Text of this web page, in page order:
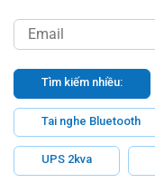
Tìm kiếm nhiều:
Tai nghe Bluetooth
UPS 2kva